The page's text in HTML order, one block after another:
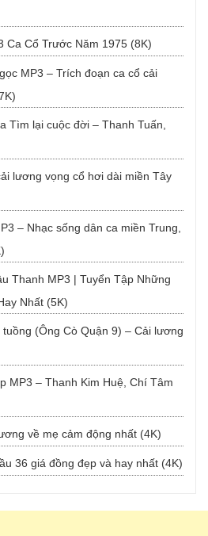
Ca Cổ Trước Năm 1975 (8K)
MP3 – Trích đoạn ca cổ cải
Tìm lại cuộc đời – Thanh Tuấn,
lương vọng cổ hơi dài miền Tây
– Nhạc sống dân ca miền Trung,
Thanh MP3 | Tuyển Tập Những
Nhất (5K)
(Ông Cò Quận 9) – Cải lương
MP3 – Thanh Kim Huệ, Chí Tâm
về mẹ cảm động nhất (4K)
36 giá đồng đẹp và hay nhất (4K)